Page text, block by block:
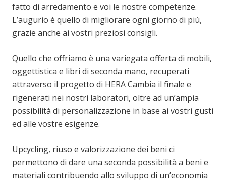
fatto di arredamento e voi le nostre competenze.
L’augurio è quello di migliorare ogni giorno di più,
grazie anche ai vostri preziosi consigli.
Quello che offriamo è una variegata offerta di mobili,
oggettistica e libri di seconda mano, recuperati
attraverso il progetto di HERA Cambia il finale e
rigenerati nei nostri laboratori, oltre ad un’ampia
possibilità di personalizzazione in base ai vostri gusti
ed alle vostre esigenze.
Upcycling, riuso e valorizzazione dei beni ci
permettono di dare una seconda possibilità a beni e
materiali contribuendo allo sviluppo di un’economia